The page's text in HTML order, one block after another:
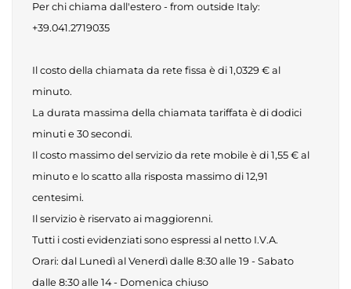
Per chi chiama dall'estero - from outside Italy:
+39.041.2719035
Il costo della chiamata da rete fissa è di 1,0329 € al
minuto.
La durata massima della chiamata tariffata è di dodici
minuti e 30 secondi.
Il costo massimo del servizio da rete mobile è di 1,55 € al
minuto e lo scatto alla risposta massimo di 12,91
centesimi.
Il servizio è riservato ai maggiorenni.
Tutti i costi evidenziati sono espressi al netto I.V.A.
Orari: dal Lunedì al Venerdì dalle 8:30 alle 19 - Sabato
dalle 8:30 alle 14 - Domenica chiuso